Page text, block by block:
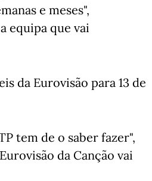
e meses",
equipa que vai
da Eurovisão para 13 de
tem de o saber fazer",
da Canção vai